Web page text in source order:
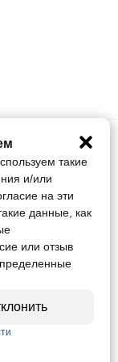
при каких условиях
статьи
такие
и/или
на эти
данные, как
или отзыв